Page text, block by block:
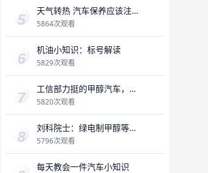
天气转热 汽车保养应该注重
哪些方面？
5864次观看
机油小知识：标号解读
5829次观看
工信部力挺的甲醇汽车，到
底怎么样，能否破局？
5820次观看
刘科院士：绿电制甲醇等绿
色燃料作为绿氢的载体
5796次观看
每天教会一件汽车小知识